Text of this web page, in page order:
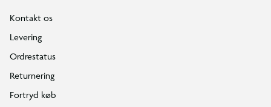
Kontakt os
Levering
Ordrestatus
Returnering
Fortryd køb